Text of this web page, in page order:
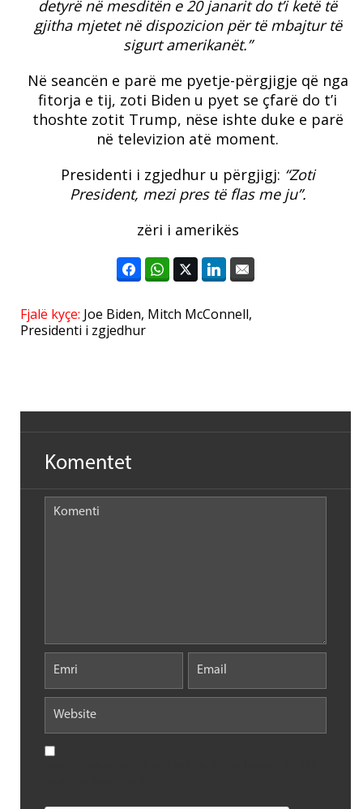
detyrë në mesditën e 20 janarit do t’i ketë të
gjitha mjetet në dispozicion për të mbajtur të
sigurt amerikanët.”
Në seancën e parë me pyetje-përgjigje që nga
fitorja e tij, zoti Biden u pyet se çfarë do t’i
thoshte zotit Trump, nëse ishte duke e parë
në televizion atë moment.
Presidenti i zgjedhur u përgjigj: “Zoti
President, mezi pres të flas me ju”.
zëri i amerikës
Fjalë kyçe: Joe Biden, Mitch McConnell,
Presidenti i zgjedhur
Komentet